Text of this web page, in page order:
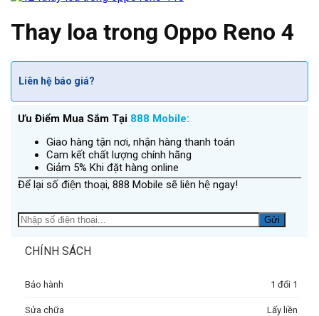
Thay loa trong Oppo Reno 4
Liên hệ báo giá?
Ưu Điểm Mua Sắm Tại 888 Mobile:
Giao hàng tận nơi, nhận hàng thanh toán
Cam kết chất lượng chính hãng
Giảm 5% Khi đặt hàng online
Để lại số điện thoại, 888 Mobile sẽ liên hệ ngay!
CHÍNH SÁCH
Bảo hành 1 đổi 1
Sửa chữa Lấy liền